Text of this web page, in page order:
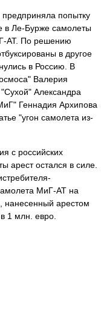
попытку
в Ле-Бурже самолеты
АТ. По решению
в другое
в Россию. В
Валерия
Александра
Геннадия Архипова
"угон самолета из-
с российских
арест остался в силе.
МиГ-АТ на
нанесенный арестом
1 млн. евро.